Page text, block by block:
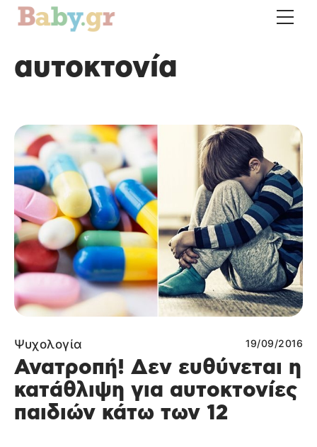
αυτοκτονία
Ψυχολογία 19/09/2016
Ανατροπή! Δεν ευθύνεται η
κατάθλιψη για αυτοκτονίες
παιδιών κάτω των 12